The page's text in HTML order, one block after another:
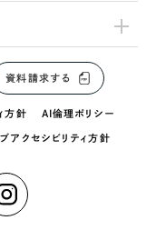
資料請求する
方針 AI倫理ポリシー
アクセシビリティ方針